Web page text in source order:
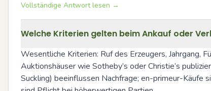
Vollständige Antwort lesen →
Welche Kriterien gelten beim Ankauf oder
Wesentliche Kriterien: Ruf des Erzeugers, Jahrgang,
Auktionshäuser wie Sotheby’s oder Christie’s
Suckling) beeinflussen Nachfrage; en-primeur-Käufe